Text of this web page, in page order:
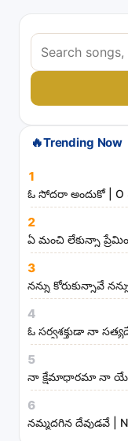
S
e
a
r
h
o
n
g
s
,
a
r
t
i
t
s
a
🔥Trending Now
1
ఓ సోదరా అందుకో | O
2
ఏ మంచి లేకున్నా
3
నన్ను కోరుకున్నావే
4
ఓ సర్వశక్తుడా నా
5
నా క్షేమాధారమా నా
6
నమ్మదగిన దేవుడవే |